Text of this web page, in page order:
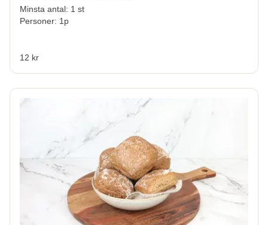
Minsta antal: 1 st
Personer: 1p
12 kr